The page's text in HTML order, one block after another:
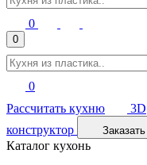
0
0
0
Рассчитать кухню
3D
конструктор
Каталог кухонь